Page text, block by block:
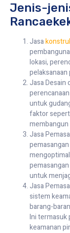
Jenis-
Jasa
lokasi,
Jasa Desain
untuk
faktor
Jasa
untuk
Jasa
sistem
barang-
Ini termasuk
keamanan